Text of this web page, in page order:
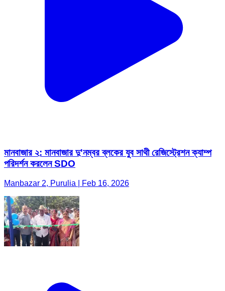
মানবাজার ২: মানবাজার দু'নম্বর ব্লকের যুব সাথী রেজিস্ট্রেশন ক্যাম্প
পরিদর্শন করলেন SDO
Manbazar 2, Purulia | Feb 16, 2026